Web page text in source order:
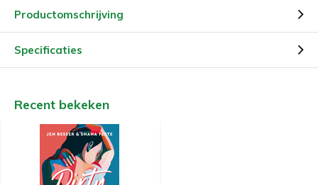
Productomschrijving
Specificaties
Recent bekeken